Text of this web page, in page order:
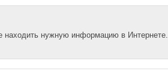
находить нужную информацию в Интернете.